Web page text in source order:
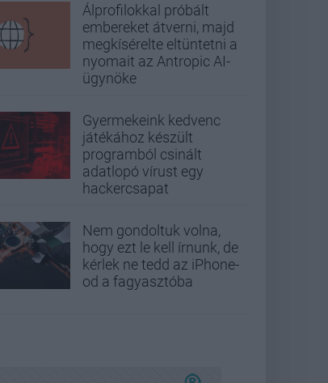
Álprofilokkal próbált
embereket átverni, majd
megkísérelte eltüntetni a
nyomait az Antropic AI-
ügynöke
Gyermekeink kedvenc
játékához készült
programból csinált
adatlopó vírust egy
hackercsapat
Nem gondoltuk volna,
hogy ezt le kell írnunk, de
kérlek ne tedd az iPhone-
od a fagyasztóba